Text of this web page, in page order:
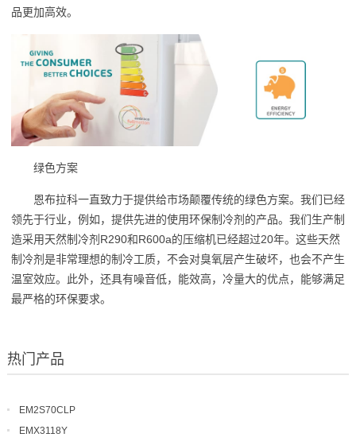
品更加高效。
绿色方案
恩布拉科一直致力于提供给市场颠覆传统的绿色方案。我们已经
领先于行业，例如，提供先进的使用环保制冷剂的产品。我们生产制
造采用天然制冷剂R290和R600a的压缩机已经超过20年。这些天然
制冷剂是非常理想的制冷工质，不会对臭氧层产生破坏，也会不产生
温室效应。此外，还具有噪音低，能效高，冷量大的优点，能够满足
最严格的环保要求。
热门产品
EM2S70CLP
EMX3118Y